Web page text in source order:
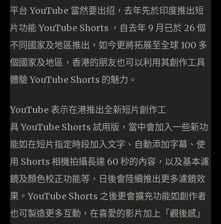
平台 YouTube 當然要出招，去年先於印度推出短
片功能 YouTube Shorts ，自去年 9 月已於 26 個
不同國家及地區推出，如今更將拓展至全球 100 多
個國家及地區，香港的朋友也可以利用其創作工具
體驗 YouTube Shorts 的魅力。
YouTube 表示在港推出全新短片創作工
具 YouTube Shorts 試用版，當中會加入一些新功
能如在短片指定時段加入文字、自動添加字幕、使
用 Shorts 相機拍攝長達 60 秒的內容，以及基本濾
鏡及顏色校正功能等，日後會陸續推出更多濾鏡效
果。YouTube Shorts 之後更會擴充功能如創作者
也可製造更多互動，在喜愛的影片加上「觀後感」